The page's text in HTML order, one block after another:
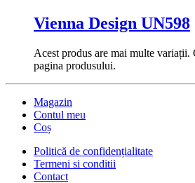
Vienna Design UN598
Acest produs are mai multe
pagina produsului.
Magazin
Contul meu
Coș
Politică de confidențialitate
Termeni si conditii
Contact